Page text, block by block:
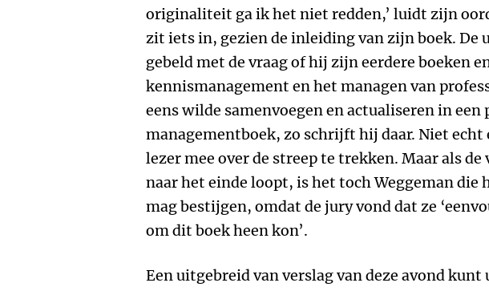
originaliteit ga ik het niet redden,’ luidt zijn
zit iets in, gezien de inleiding van zijn boek. De
gebeld met de vraag of hij zijn eerdere boeken
kennismanagement en het managen van
eens wilde samenvoegen en actualiseren in een
managementboek, zo schrijft hij daar. Niet echt
lezer mee over de streep te trekken. Maar als
naar het einde loopt, is het toch Weggeman die
mag bestijgen, omdat de jury vond dat ze
om dit boek heen kon’.
Een uitgebreid van verslag van deze avond kunt